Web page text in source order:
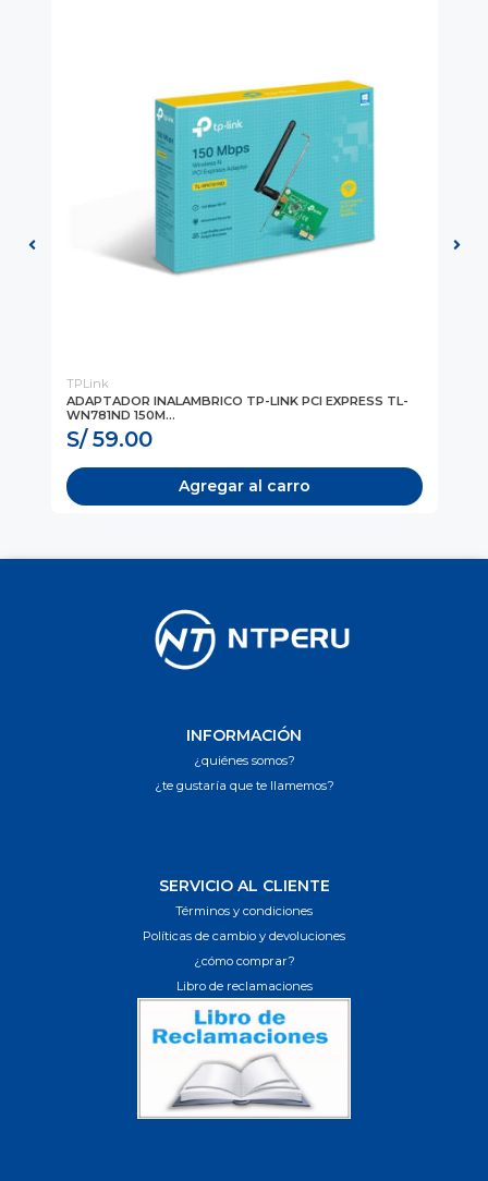
TPLink
ADAPTADOR INALAMBRICO TP-LINK PCI EXPRESS TL-
WN781ND 150M...
S/ 59.00
Agregar al carro
INFORMACIÓN
¿quiénes somos?
¿te gustaría que te llamemos?
SERVICIO AL CLIENTE
Términos y condiciones
Políticas de cambio y devoluciones
¿cómo comprar?
Libro de reclamaciones